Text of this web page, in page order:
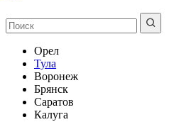
Орел
Тула
Воронеж
Брянск
Саратов
Калуга